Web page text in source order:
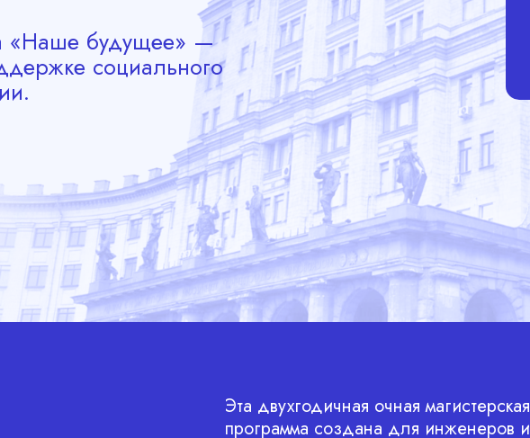
«Наше будущее» —
социального
Эта двухгодичная очная магистерская
программа создана для инженеров и